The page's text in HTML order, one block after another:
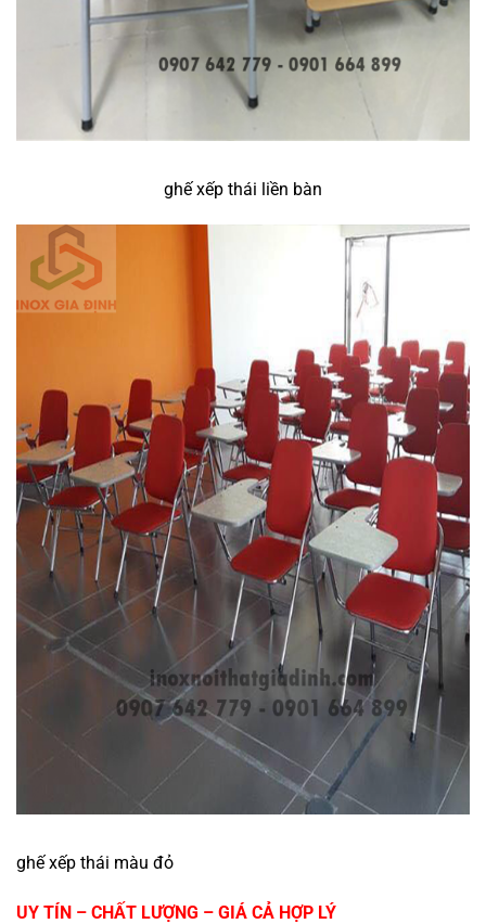
ghế xếp thái liền bàn
ghế xếp thái màu đỏ
UY TÍN – CHẤT LƯỢNG – GIÁ CẢ HỢP LÝ